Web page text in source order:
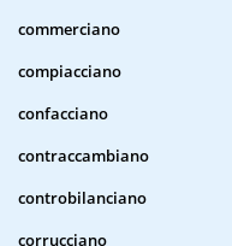
commerciano
compiacciano
confacciano
contraccambiano
controbilanciano
corrucciano